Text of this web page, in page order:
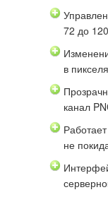
72 до
в
канал
не